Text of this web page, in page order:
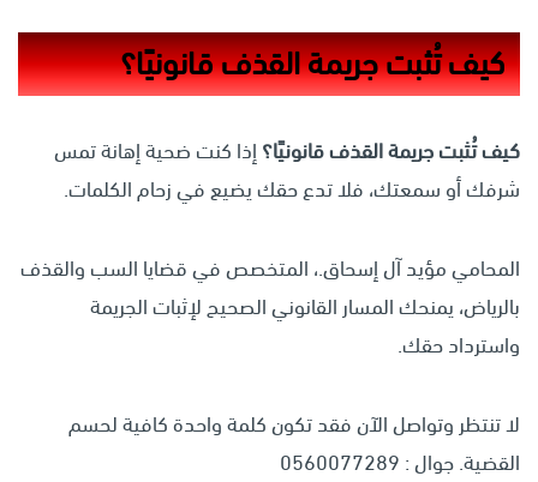
كيف تُثبت جريمة القذف قانونيًا؟
كيف تُثبت جريمة القذف قانونيًا؟ إذا كنت ضحية إهانة تمس
شرفك أو سمعتك، فلا تدع حقك يضيع في زحام الكلمات.
المحامي مؤيد آل إسحاق.، المتخصص في قضايا السب والقذف
بالرياض، يمنحك المسار القانوني الصحيح لإثبات الجريمة
واسترداد حقك.
لا تنتظر وتواصل الآن فقد تكون كلمة واحدة كافية لحسم
القضية. جوال : 0560077289